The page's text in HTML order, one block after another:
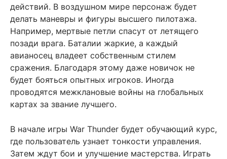
действий. В воздушном мире персонаж будет
делать маневры и фигуры высшего пилотажа.
Например, мертвые петли спасут от летящего
позади врага. Баталии жаркие, а каждый
авианосец владеет собственным стилем
сражения. Благодаря этому даже новичок не
будет бояться опытных игроков. Иногда
проводятся межклановые войны на глобальных
картах за звание лучшего.
В начале игры War Thunder будет обучающий курс,
где пользователь узнает тонкости управления.
Затем ждут бои и улучшение мастерства. Играть